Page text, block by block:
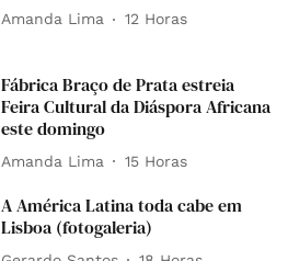
Amanda Lima 12 Horas
Fábrica Braço de Prata estreia
Feira Cultural da Diáspora Africana
este domingo
Amanda Lima 15 Horas
A América Latina toda cabe em
Lisboa (fotogaleria)